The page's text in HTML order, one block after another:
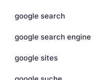
google search
google search engine
google sites